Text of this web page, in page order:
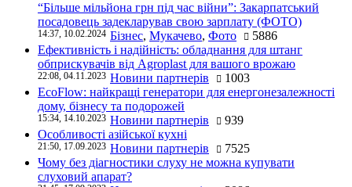
“Більше мільйона грн під час війни”: Закарпатський
посадовець задекларував свою зарплату (ФОТО)
14:37, 10.02.2024 Бізнес, Мукачево, Фото
5886
Ефективність і надійність: обладнання для штанг
обприскувачів від Agroplast для вашого врожаю
22:08, 04.11.2023 Новини партнерів
1003
EcoFlow: найкращі генератори для енергонезалежності
дому, бізнесу та подорожей
15:34, 14.10.2023 Новини партнерів
939
Особливості азійської кухні
21:50, 17.09.2023 Новини партнерів
7525
Чому без діагностики слуху не можна купувати
слуховий апарат?